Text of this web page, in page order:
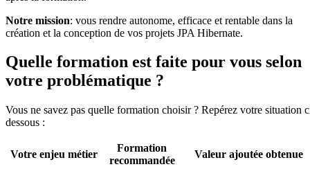
Notre mission: vous rendre autonome, efficace et rentable dans la
création et la conception de vos projets JPA Hibernate.
Quelle formation est faite pour vous selon
votre problématique ?
Vous ne savez pas quelle formation choisir ? Repérez votre situation
dessous :
Votre enjeu métier
Formation
recommandée
Valeur ajoutée obtenue